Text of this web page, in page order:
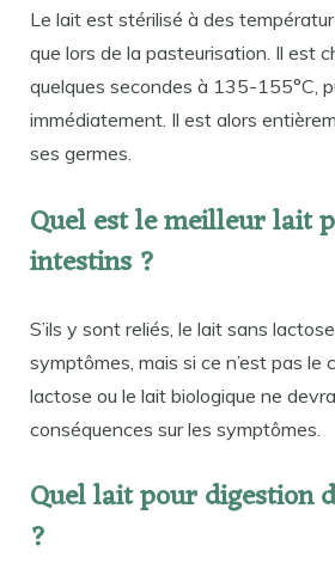
Le lait est stérilisé à des
que lors de la pasteurisation. Il est
quelques secondes à 135-155°C,
immédiatement. Il est alors
ses germes.
Quel est le meilleur lait
intestins ?
S’ils y sont reliés, le lait sans
symptômes, mais si ce n’est pas le
lactose ou le lait biologique ne
conséquences sur les symptômes.
Quel lait pour digestion
?